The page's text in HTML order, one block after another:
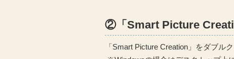
②「Smart Picture
「Smart Picture Creation」をダブル